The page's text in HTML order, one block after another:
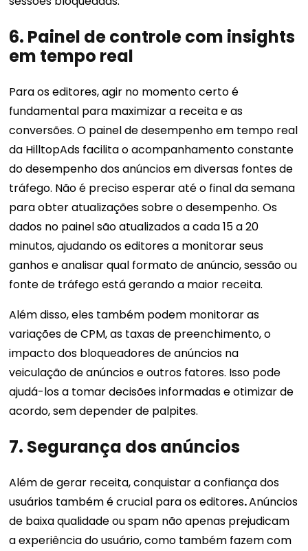
6. Painel de controle com insights
em tempo real
Para os editores, agir no momento certo é
fundamental para maximizar a receita e as
conversões. O painel de desempenho em tempo real
da HilltopAds facilita o acompanhamento constante
do desempenho dos anúncios em diversas fontes de
tráfego. Não é preciso esperar até o final da semana
para obter atualizações sobre o desempenho. Os
dados no painel são atualizados a cada 15 a 20
minutos, ajudando os editores a monitorar seus
ganhos e analisar qual formato de anúncio, sessão ou
fonte de tráfego está gerando a maior receita.
Além disso, eles também podem monitorar as
variações de CPM, as taxas de preenchimento, o
impacto dos bloqueadores de anúncios na
veiculação de anúncios e outros fatores. Isso pode
ajudá-los a tomar decisões informadas e otimizar de
acordo, sem depender de palpites.
7. Segurança dos anúncios
Além de gerar receita, conquistar a confiança dos
usuários também é crucial para os editores.Anúncios
de baixa qualidade ou spam não apenas prejudicam
a experiência do usuário, como também fazem com